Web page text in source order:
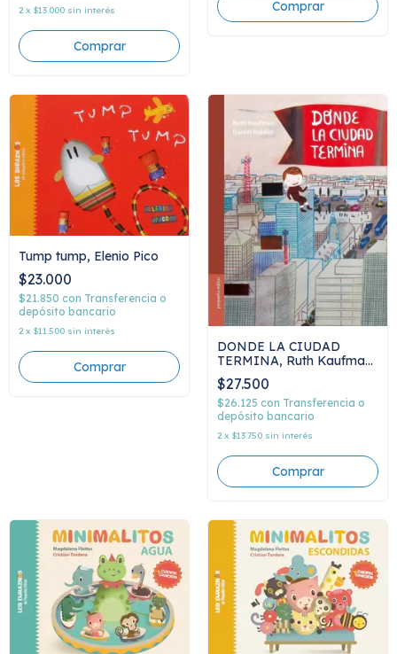
2 x $13.000 sin interés
Tump tump, Elenio Pico
$23.000
$21.850 con Transferencia o
depósito bancario
2 x $11.500 sin interés
DONDE LA CIUDAD
TERMINA, Ruth Kaufman
y Daniel Roldán
$27.500
$26.125 con Transferencia o
depósito bancario
2 x $13.750 sin interés